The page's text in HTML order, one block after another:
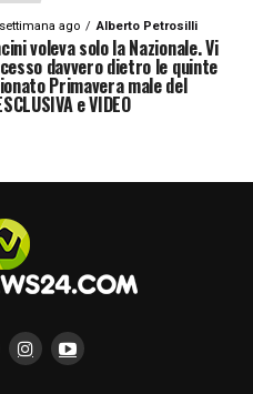
ago Alberto Petrosilli
voleva solo la Nazionale. Vi
davvero dietro le quinte
Primavera male del
e VIDEO